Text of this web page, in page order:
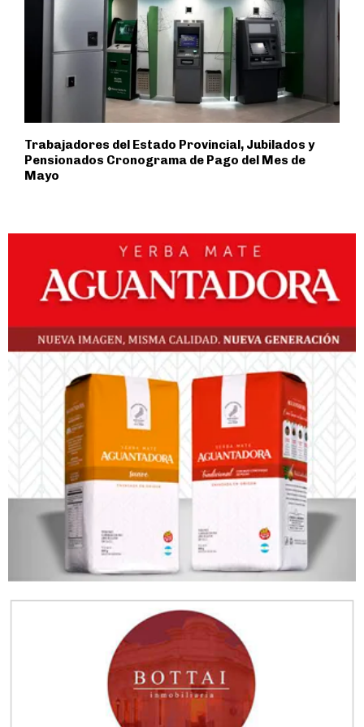
Trabajadores del Estado Provincial, Jubilados y
Pensionados Cronograma de Pago del Mes de
Mayo